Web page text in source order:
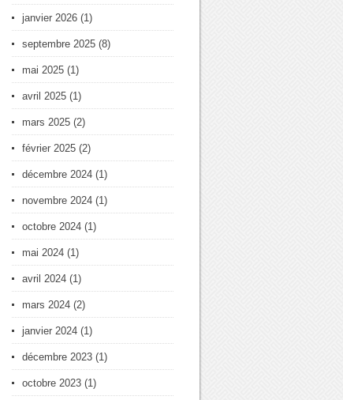
janvier 2026 (1)
septembre 2025 (8)
mai 2025 (1)
avril 2025 (1)
mars 2025 (2)
février 2025 (2)
décembre 2024 (1)
novembre 2024 (1)
octobre 2024 (1)
mai 2024 (1)
avril 2024 (1)
mars 2024 (2)
janvier 2024 (1)
décembre 2023 (1)
octobre 2023 (1)